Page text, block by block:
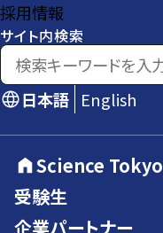
採用情報
サイト内検索
日本語 English
Science Tokyo
受験生
企業パートナー